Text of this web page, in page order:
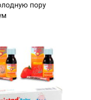
пору